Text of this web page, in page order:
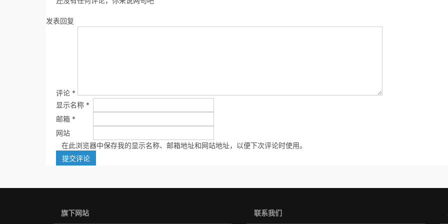
发表回复
评论 *
显示名称 *
邮箱 *
网站
在此浏览器中保存我的显示名称、邮箱地址和网站地址，以便下次评论时使用。
旗下网站 联系我们